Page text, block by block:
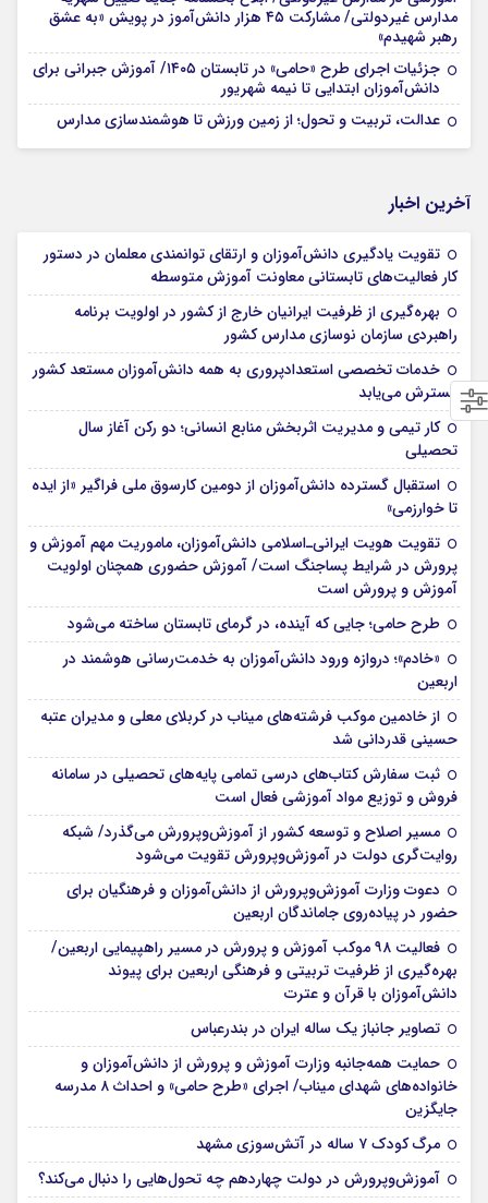
مدارس غیردولتی/ مشارکت ۴۵ هزار دانش‌آموز در پویش «به عشق
رهبر شهیدم»
جزئیات اجرای طرح «حامی» در تابستان ۱۴۰۵/ آموزش جبرانی برای
دانش‌آموزان ابتدایی تا نیمه شهریور
عدالت، تربیت و تحول؛ از زمین ورزش تا هوشمندسازی مدارس
آخرین اخبار
تقویت یادگیری دانش‌آموزان و ارتقای توانمندی معلمان در دستور
کار فعالیت‌های تابستانی معاونت آموزش متوسطه
بهره‌گیری از ظرفیت ایرانیان خارج از کشور در اولویت برنامه
راهبردی سازمان نوسازی مدارس کشور
خدمات تخصصی استعدادپروری به همه دانش‌آموزان مستعد کشور
گسترش می‌یابد
کار تیمی و مدیریت اثربخش منابع انسانی؛ دو رکن آغاز سال
تحصیلی
استقبال گسترده دانش‌آموزان از دومین کارسوق ملی فراگیر «از ایده
تا خوارزمی»
تقویت هویت ایرانی‌ـ‌اسلامی دانش‌آموزان، ماموریت مهم آموزش و
پرورش در شرایط پساجنگ است/ آموزش حضوری همچنان اولویت
آموزش و پرورش است
طرح حامی؛ جایی که آینده، در گرمای تابستان ساخته می‌شود
«خادم»؛ دروازه ورود دانش‌آموزان به خدمت‌رسانی هوشمند در
اربعین
از خادمین موکب فرشته‌های میناب در کربلای معلی و مدیران عتبه
حسینی قدردانی شد
ثبت سفارش کتاب‌های درسی تمامی پایه‌های تحصیلی در سامانه
فروش و توزیع مواد آموزشی فعال است
مسیر اصلاح و توسعه کشور از آموزش‌وپرورش می‌گذرد/ شبکه
روایت‌‌گری دولت در آموزش‌وپرورش تقویت می‌شود
دعوت وزارت آموزش‌وپرورش از دانش‌آموزان و فرهنگیان برای
حضور در پیاده‌روی جاماندگان اربعین
فعالیت ۹۸ موکب آموزش و پرورش در مسیر راهپیمایی اربعین/
بهره‌گیری از ظرفیت تربیتی و فرهنگی اربعین برای پیوند
دانش‌آموزان با قرآن و عترت
تصاویر جانباز یک ساله ایران در بندرعباس
حمایت همه‌جانبه وزارت آموزش و پرورش از دانش‌آموزان و
خانواده‌های شهدای میناب/ اجرای «طرح حامی» و احداث ۸ مدرسه
جایگزین
مرگ کودک ۷ ساله در آتش‌سوزی مشهد
آموزش‌وپرورش در دولت چهاردهم چه تحول‌هایی را دنبال می‌کند؟